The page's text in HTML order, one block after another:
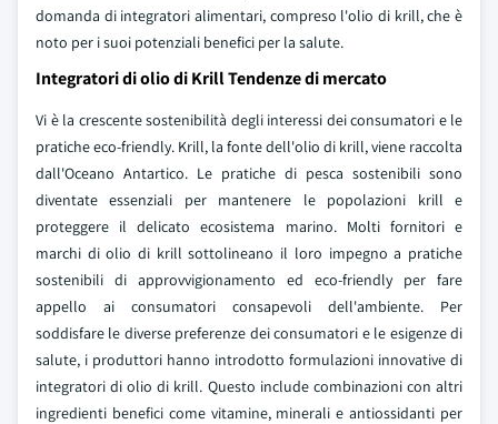
domanda di integratori alimentari, compreso l'olio di krill, che è
noto per i suoi potenziali benefici per la salute.
Integratori di olio di Krill Tendenze di mercato
Vi è la crescente sostenibilità degli interessi dei consumatori e le
pratiche eco-friendly. Krill, la fonte dell'olio di krill, viene raccolta
dall'Oceano Antartico. Le pratiche di pesca sostenibili sono
diventate essenziali per mantenere le popolazioni krill e
proteggere il delicato ecosistema marino. Molti fornitori e
marchi di olio di krill sottolineano il loro impegno a pratiche
sostenibili di approvvigionamento ed eco-friendly per fare
appello ai consumatori consapevoli dell'ambiente. Per
soddisfare le diverse preferenze dei consumatori e le esigenze di
salute, i produttori hanno introdotto formulazioni innovative di
integratori di olio di krill. Questo include combinazioni con altri
ingredienti benefici come vitamine, minerali e antiossidanti per